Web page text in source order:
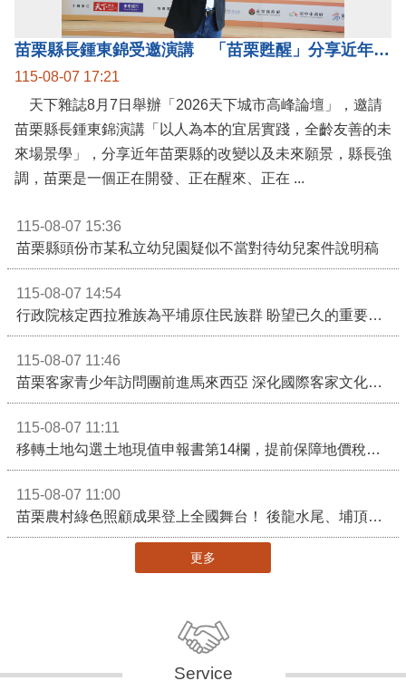
苗栗縣長鍾東錦受邀演講 「苗栗甦醒」分享近年轉變
115-08-07 17:21
天下雜誌8月7日舉辦「2026天下城市高峰論壇」，邀請
苗栗縣長鍾東錦演講「以人為本的宜居實踐，全齡友善的未
來場景學」，分享近年苗栗縣的改變以及未來願景，縣長強
調，苗栗是一個正在開發、正在醒來、正在 ...
115-08-07 15:36
苗栗縣頭份市某私立幼兒園疑似不當對待幼兒案件說明稿
115-08-07 14:54
行政院核定西拉雅族為平埔原住民族群 盼望已久的重要時刻到來！8月13日起受理民族成員名冊登記
115-08-07 11:46
苗栗客家青少年訪問團前進馬來西亞 深化國際客家文化交流
115-08-07 11:11
移轉土地勾選土地現值申報書第14欄，提前保障地價稅節稅權益
115-08-07 11:00
苗栗農村綠色照顧成果登上全國舞台！ 後龍水尾、埔頂社區前進2026高齡健康產業博覽會
更多